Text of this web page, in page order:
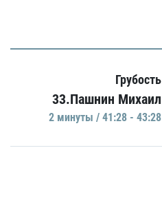
Грубость
33.Пашнин Михаил
2 минуты / 41:28 - 43:28